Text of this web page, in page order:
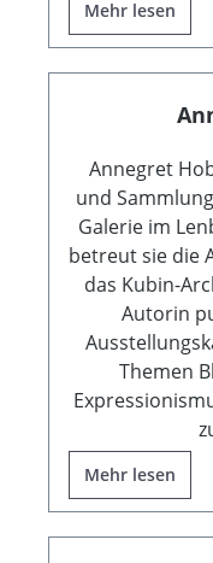
Mehr lesen
Annegret
und
Galerie im
betreut sie die
das Kubin-
Autorin
Themen
Mehr lesen